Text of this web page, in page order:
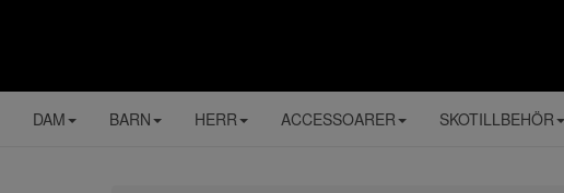
DAM BARN HERR ACCESSOARER SKOTILLBEHÖR